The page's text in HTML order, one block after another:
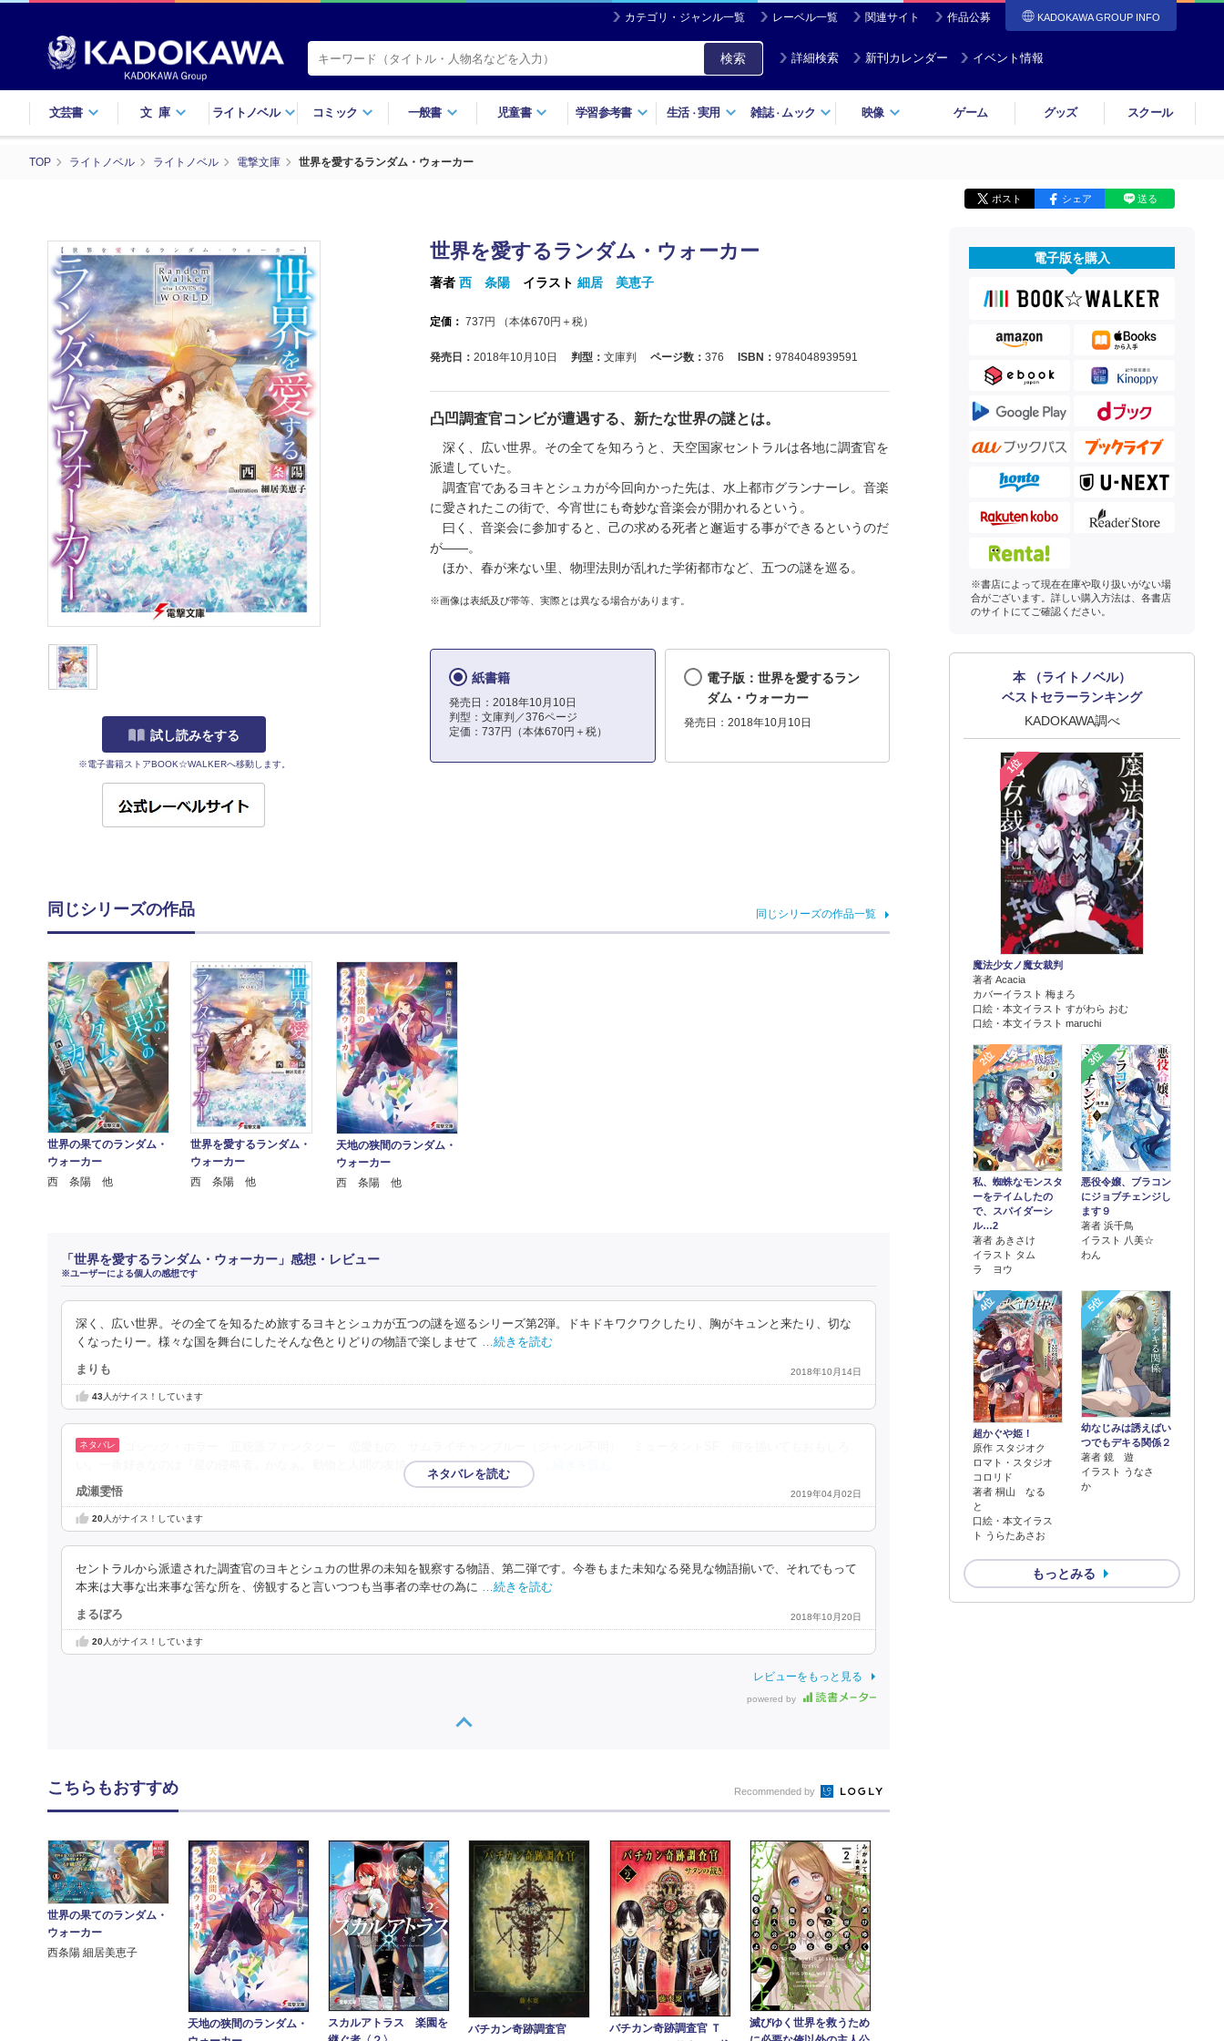
カテゴリ・ジャンル一覧 レーベル一覧 関連サイト 作品公募 KADOKAWA GROUP INFO
検索 詳細検索 新刊カレンダー イベント情報
文芸書 文庫 ライトノベル コミック 一般書 児童書 学習参考書 生活・実用 雑誌・ ムック 映像 ゲーム グッズ スクール
TOP ライトノベル ライトノベル 電撃文庫 世界を愛するランダム・ウォーカー
ポスト シェア 送る
試し読みをする
※電子書籍ストアBOOK☆WALKERへ移動します。
世界を愛するランダム・ウォーカー
著者 西 条陽 イラスト 細居 美恵子
定価： 737 円 （本体670円＋税）
発売日： 2018年10月10日 判型： 文庫判 ページ数： 376 ISBN： 9784048939591
凸凹調査官コンビが遭遇する、新たな世界の謎とは。
深く、広い世界。その全てを知ろうと、天空国家セントラルは各地に調査官を
派遣していた。
調査官であるヨキとシュカが今回向かった先は、水上都市グランナーレ。音楽
に愛されたこの街で、今宵世にも奇妙な音楽会が開かれるという。
曰く、音楽会に参加すると、己の求める死者と邂逅する事ができるというのだ
が――。
ほか、春が来ない里、物理法則が乱れた学術都市など、五つの謎を巡る。
※画像は表紙及び帯等、実際とは異なる場合があります。
紙書籍
発売日：2018年10月10日
判型：文庫判／376ページ
定価：737円（本体670円＋税）
電子版：世界を愛するラン
ダム・ウォーカー
発売日：2018年10月10日
同じシリーズの作品 同じシリーズの作品一覧
世界の果てのランダム・
ウォーカー
西 条陽 他
世界を愛するランダム・
ウォーカー
西 条陽 他
天地の狭間のランダム・
ウォーカー
西 条陽 他
「世界を愛するランダム・ウォーカー」感想・レビュー
※ユーザーによる個人の感想です
深く、広い世界。その全てを知るため旅するヨキとシュカが五つの謎を巡るシリーズ第2弾。ドキドキワクワクしたり、胸がキュンと来たり、切な
くなったりー。様々な国を舞台にしたそんな色とりどりの物語で楽しませて …続きを読む
まりも 2018年10月14日
43人がナイス！しています
い。一番好きなのは『星の侵略者』かなぁ。動物と人間の友情ってすごい涙腺にくる。
成瀬雯悟 2019年04月02日
20人がナイス！しています
セントラルから派遣された調査官のヨキとシュカの世界の未知を観察する物語、第二弾です。今巻もまた未知なる発見な物語揃いで、それでもって
本来は大事な出来事な筈な所を、傍観すると言いつつも当事者の幸せの為に …続きを読む
まるぼろ 2018年10月20日
20人がナイス！しています
レビューをもっと見る
powered by
電子版を購入
※書店によって現在在庫や取り扱いがない場
合がございます。詳しい購入方法は、各書店
のサイトにてご確認ください。
本 （ライトノベル）
ベストセラーランキング
KADOKAWA調べ
1位
魔法少女ノ魔女裁判
著者 Acacia
カバーイラスト 梅まろ
口絵・本文イラスト すがわら おむ
口絵・本文イラスト maruchi
2位
私、蜘蛛なモンスタ
ーをテイムしたの
で、スパイダーシ
ル…2
著者 あきさけ
イラスト タム
ラ ヨウ
3位
悪役令嬢、ブラコン
にジョブチェンジし
ます９
著者 浜千鳥
イラスト 八美☆
わん
4位
超かぐや姫！
原作 スタジオク
ロマト・スタジオ
コロリド
著者 桐山 なる
と
口絵・本文イラス
ト うらたあさお
5位
幼なじみは誘えばい
つでもデキる関係２
著者 鏡 遊
イラスト うなさ
か
もっとみる
こちらもおすすめ Recommended by
世界の果てのランダム・
ウォーカー
西条陽 細居美恵子
天地の狭間のランダム・
スカルアトラス 楽園を
バチカン奇跡調査官
バチカン奇跡調査官 Ｔ
滅びゆく世界を救うため